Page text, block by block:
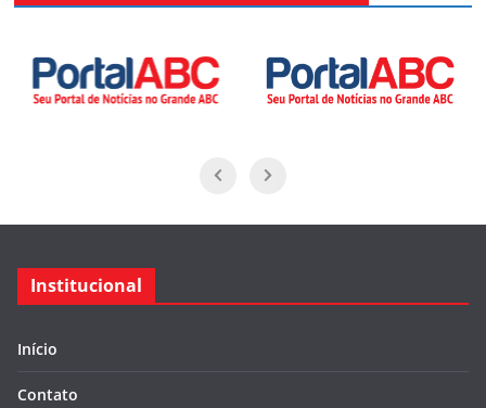
Institucional
Início
Contato